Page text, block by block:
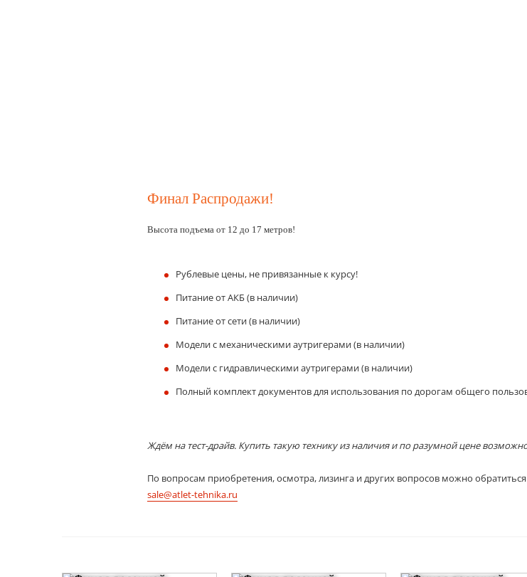
Финал Распродажи!
Высота подъема от 12 до 17 метров!
Рублевые цены, не привязанные к курсу!
Питание от АКБ (в наличии)
Питание от сети (в наличии)
Модели с механическими аутригерами (в наличии)
Модели с гидравлическими аутригерами (в наличии)
Полный комплект документов для использования по дорогам общего
Ждём на тест-драйв. Купить такую технику из наличия и по разумной цене
По вопросам приобретения, осмотра, лизинга и других вопросов можно
sale@atlet-tehnika.ru